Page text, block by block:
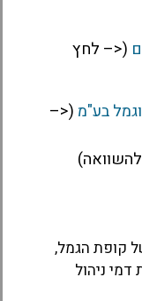
(<– לחץ
בע"מ (<–
קופת הגמל,
ניהול